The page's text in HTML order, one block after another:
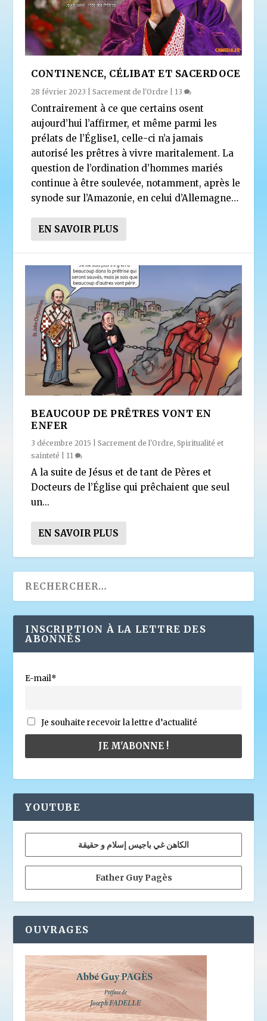
CONTINENCE, CÉLIBAT ET SACERDOCE
28 février 2023 |Sacrement de l'Ordre 13
Contrairement à ce que certains osent
aujourd’hui l’affirmer, et même parmi les
prélats de l’Église1, celle-ci n’a jamais
autorisé les prêtres à vivre maritalement. La
question de l’ordination d’hommes mariés
continue à être soulevée, notamment, après le
synode sur l’Amazonie, en celui d’Allemagne…
EN SAVOIR PLUS
BEAUCOUP DE PRÊTRES VONT EN
ENFER
3 décembre 2015 |Sacrement de l'Ordre,Spiritualité et
sainteté
11
A la suite de Jésus et de tant de Pères et
Docteurs de l’Église qui prêchaient que seul
un...
EN SAVOIR PLUS
INSCRIPTION À LA LETTRE DES
ABONNÉS
E-mail*
Je souhaite recevoir la lettre d’actualité
YOUTUBE
الكاهن غي باجيس إسلام و حقيقة
Father Guy Pagès
OUVRAGES